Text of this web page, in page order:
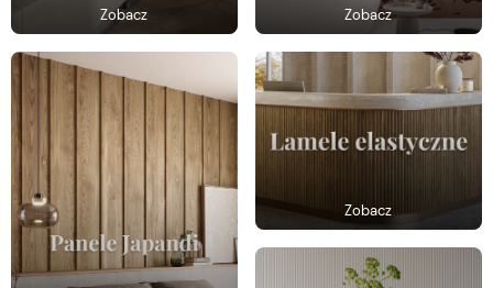
Zobacz Zobacz
Zobacz